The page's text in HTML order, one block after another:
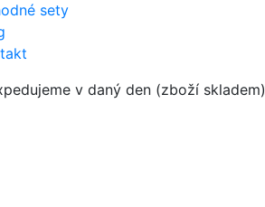
sety
v daný den (zboží skladem)